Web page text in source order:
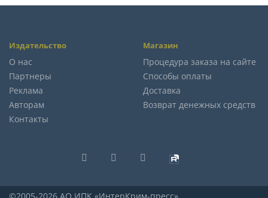
Издательство
О нас
Партнеры
Реклама
Авторам
Контакты
Магазин
Процедура заказа на сайте
Способы оплаты
Доставка
Возврат денежных средств